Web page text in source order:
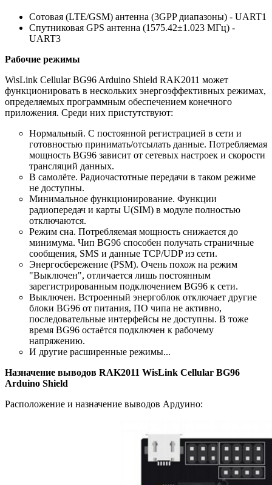
Сотовая (LTE/GSM) антенна (3GPP диапазоны) - UART1
Спутниковая GPS антенна (1575.42±1.023 МГц) -
UART3
Рабочие режимы
WisLink Cellular BG96 Arduino Shield RAK2011 может
функционировать в нескольких энергоэффективных режимах,
определяемых программным обеспечением конечного
приложения. Среди них пристутствуют:
Нормальный. С постоянной регистрацией в сети и
готовностью принимать/отсылать данные. Потребляемая
мощность BG96 зависит от сетевых настроек и скорости
трансляций данных.
В самолёте. Радиочастотные передачи в таком режиме
не доступны.
Минимальное функционирование. Функции
радиопередач и карты U(SIM) в модуле полностью
отключаются.
Режим сна. Потребляемая мощность снижается до
минимума. Чип BG96 способен получать страничные
сообщения, SMS и данные TCP/UDP из сети.
Энергосбережение (PSM). Очень похож на режим
"Выключен", отличается лишь постоянным
зарегистрированным подключением BG96 к сети.
Выключен. Встроенный энергоблок отключает другие
блоки BG96 от питания, ПО чипа не активно,
последовательные интерфейсы не доступны. В тоже
время BG96 остаётся подключен к рабочему
напряжению.
И другие расширенные режимы...
Назначение выводов RAK2011 WisLink Cellular BG96
Arduino Shield
Расположение и назначение выводов Ардуино: